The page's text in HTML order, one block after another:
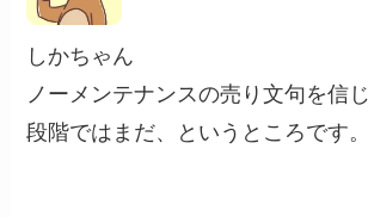
しかちゃん
ノーメンテナンスの売り文句を信
段階ではまだ、というところです。